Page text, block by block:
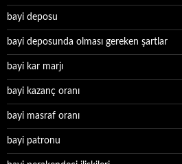
bayi deposu
bayi deposunda olması gereken şartlar
bayi kar marjı
bayi kazanç oranı
bayi masraf oranı
bayi patronu